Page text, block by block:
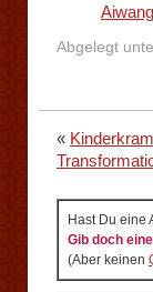
Abgelegt
«
Hast Du eine
Gib doch
(Aber keinen